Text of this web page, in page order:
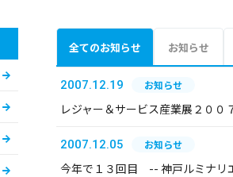
全てのお知らせ お知らせ
2007.12.19 お知らせ
レジャー＆サービス産業展２０
2007.12.05 お知らせ
今年で１３回目 -- 神戸ルミナ